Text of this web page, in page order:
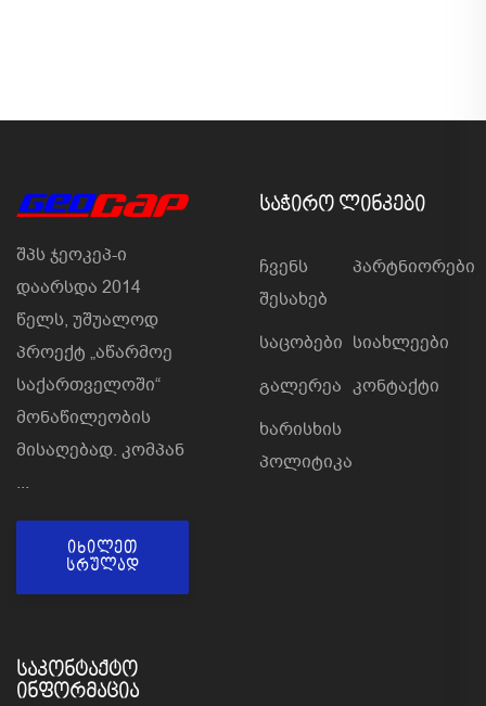
შპს ჯეოკეპ-ი
დაარსდა 2014
წელს, უშუალოდ
პროექტ „აწარმოე
საქართველოში“
მონაწილეობის
მისაღებად. კომპან
...
ᲘᲮᲘᲚᲔᲗ
ᲡᲠᲣᲚᲐᲓ
ᲡᲐᲭᲘᲠᲝ ᲚᲘᲜᲙᲔᲑᲘ
Ჩვენს
Შესახებ
Პარტნიორები
Საცობები Სიახლეები
Გალერეა Კონტაქტი
Ხარისხის
Პოლიტიკა
ᲡᲐᲙᲝᲜᲢᲐᲥᲢᲝ
ᲘᲜᲤᲝᲠᲛᲐᲪᲘᲐ